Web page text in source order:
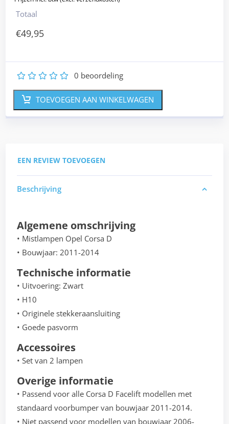
Totaal
€49,95
5
4
3
2 0 beoordeling
TOEVOEGEN AAN WINKELWAGEN
EEN REVIEW TOEVOEGEN
Beschrijving
Algemene omschrijving
• Mistlampen Opel Corsa D
• Bouwjaar: 2011-2014
Technische informatie
• Uitvoering: Zwart
• H10
• Originele stekkeraansluiting
• Goede pasvorm
Accessoires
• Set van 2 lampen
Overige informatie
• Passend voor alle Corsa D Facelift modellen met
standaard voorbumper van bouwjaar 2011-2014.
• Niet passend voor modellen van bouwjaar 2006-